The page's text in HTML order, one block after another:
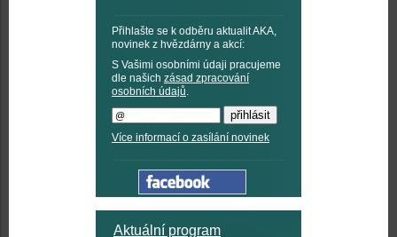
Přihlašte se k odběru aktualit AKA,
novinek z hvězdárny a akcí:
S Vašimi osobními údaji pracujeme
dle našich zásad zpracování
osobních údajů.
Více informací o zasílání novinek
Aktuální program